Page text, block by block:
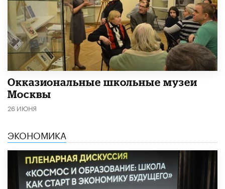
​Окказиональные школьные музеи
Москвы
26 ИЮНЯ
ЭКОНОМИКА